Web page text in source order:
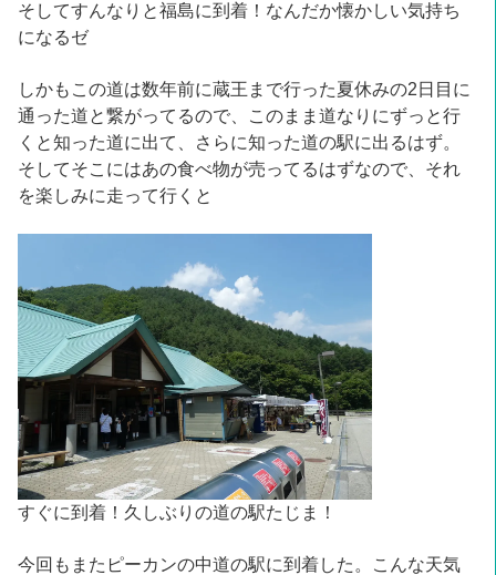
そしてすんなりと福島に到着！なんだか懐かしい気持ち
になるゼ
しかもこの道は数年前に蔵王まで行った夏休みの2日目に
通った道と繋がってるので、このまま道なりにずっと行
くと知った道に出て、さらに知った道の駅に出るはず。
そしてそこにはあの食べ物が売ってるはずなので、それ
を楽しみに走って行くと
すぐに到着！久しぶりの道の駅たじま！
今回もまたピーカンの中道の駅に到着した。こんな天気